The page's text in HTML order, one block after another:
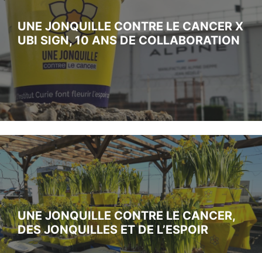
UNE JONQUILLE CONTRE LE CANCER X
UBI SIGN, 10 ANS DE COLLABORATION
UNE JONQUILLE CONTRE LE CANCER,
DES JONQUILLES ET DE L’ESPOIR